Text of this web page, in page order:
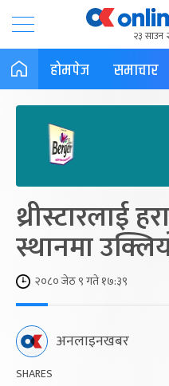
२३ साउन
होमपेज समाचार
थ्रीस्टारलाई
स्थानमा
२०८० जेठ ९ गते १७:३९
अनलाइनखबर
SHARES